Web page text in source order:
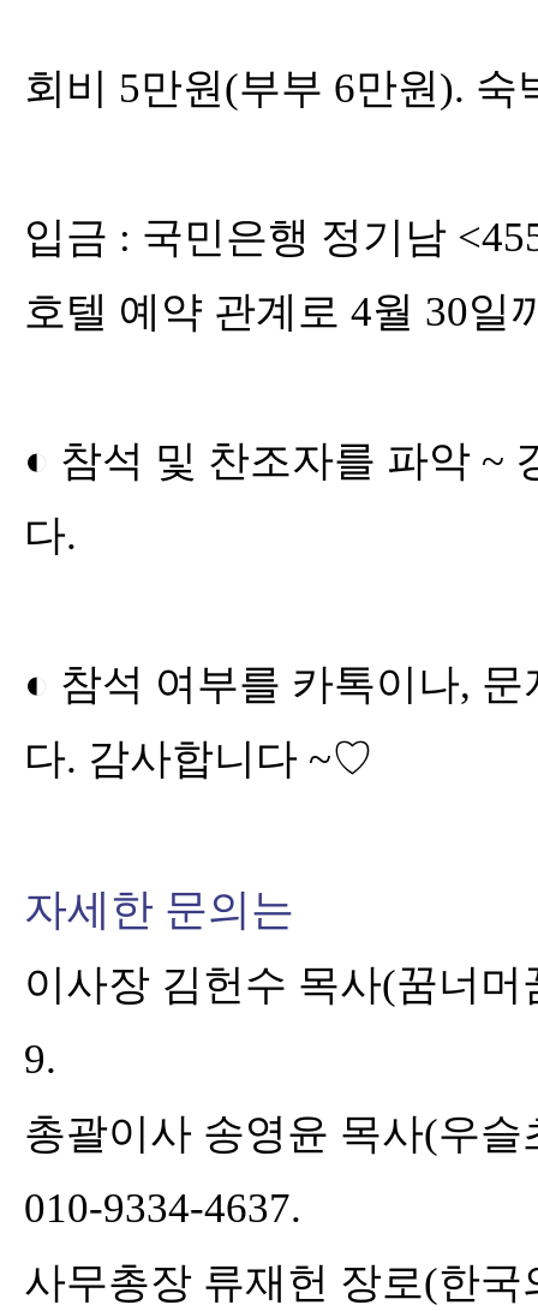
회비 5만원(부부 6만원). 숙
입금 : 국민은행 정기남
호텔 예약 관계로 4월 30일
◐ 참석 및 찬조자를 파악 ~
다.
◐ 참석 여부를 카톡이나, 문
다. 감사합니다 ~♡
자세한 문의는
이사장 김헌수 목사(꿈너머
9.
총괄이사 송영윤 목사(우슬
010-9334-4637.
사무총장 류재헌 장로(한국